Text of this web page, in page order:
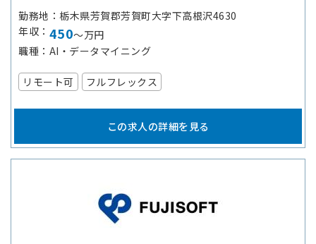
勤務地
栃木県芳賀郡芳賀町大字下高根沢4630
年収
450～万円
職種
AI・データマイニング
リモート可 フルフレックス
この求人の詳細を見る